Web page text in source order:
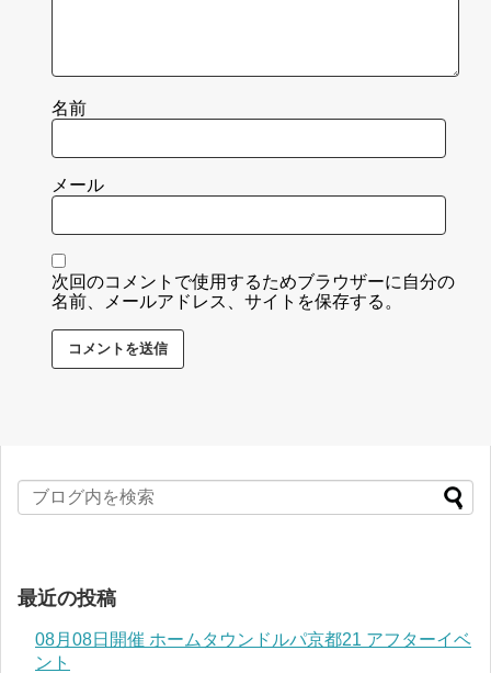
名前
メール
次回のコメントで使用するためブラウザーに自分の
名前、メールアドレス、サイトを保存する。
最近の投稿
08月08日開催 ホームタウンドルパ京都21 アフターイベ
ント